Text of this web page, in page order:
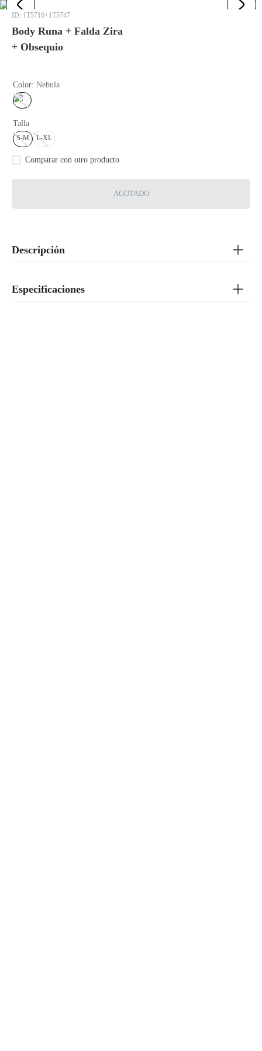
: 1T5710+1T5747
Body Runa + Falda Zira
+ Obsequio
Color: Nebula
Talla
S-M L-XL
AGOTADO
Descripción
Especificaciones